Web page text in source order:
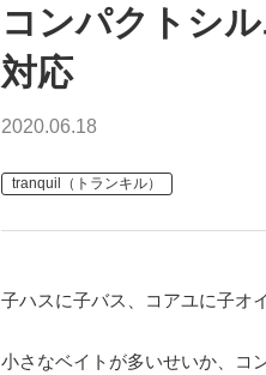
コンパクトシ
対応
2020.06.18
tranquil（トランキル）
子ハスに子バス、コアユに子オ
小さなベイトが多いせいか、コ